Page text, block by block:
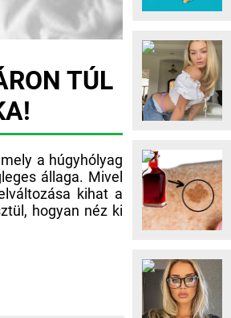
TÚL
a húgyhólyag
állaga. Mivel
kihat a
hogyan néz ki